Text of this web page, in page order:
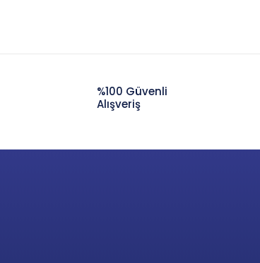
%100 Güvenli
Alışveriş